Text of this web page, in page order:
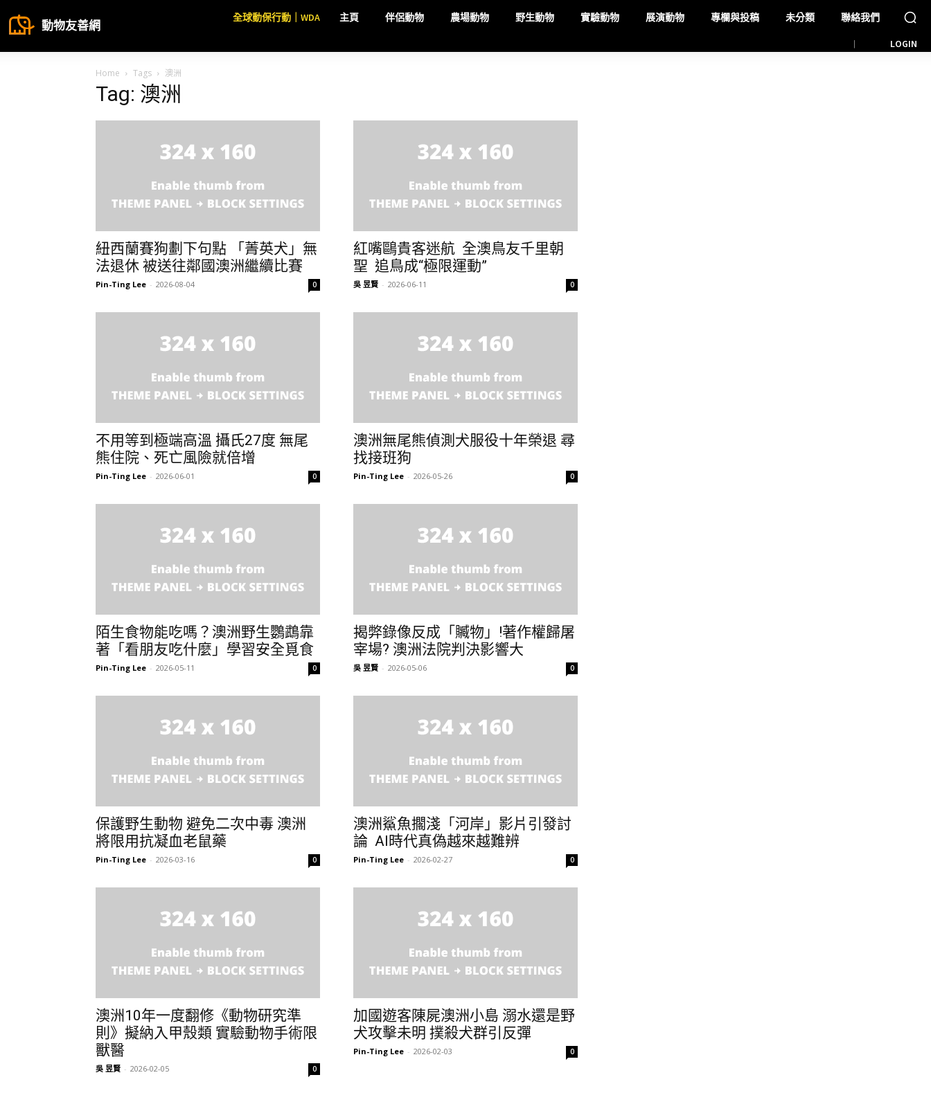
動物友善網
全球動保行動｜WDA 主頁 伴侶動物 農場動物 野生動物 實驗動物 展演動物 專欄與投稿 未分類 聯絡我們
LOGIN
Home Tags 澳洲
Tag: 澳洲
紐西蘭賽狗劃下句點 「菁英犬」無
法退休 被送往鄰國澳洲繼續比賽
Pin-Ting Lee - 2026-08-04 0
紅嘴鷗貴客迷航 全澳鳥友千里朝
聖 追鳥成“極限運動”
吳 昱賢 - 2026-06-11 0
不用等到極端高溫 攝氏27度 無尾
熊住院、死亡風險就倍增
Pin-Ting Lee - 2026-06-01 0
澳洲無尾熊偵測犬服役十年榮退 尋
找接班狗
Pin-Ting Lee - 2026-05-26 0
陌生食物能吃嗎？澳洲野生鸚鵡靠
著「看朋友吃什麼」學習安全覓食
Pin-Ting Lee - 2026-05-11 0
揭弊錄像反成「贓物」!著作權歸屠
宰場? 澳洲法院判決影響大
吳 昱賢 - 2026-05-06 0
保護野生動物 避免二次中毒 澳洲
將限用抗凝血老鼠藥
Pin-Ting Lee - 2026-03-16 0
澳洲鯊魚擱淺「河岸」影片引發討
論 AI時代真偽越來越難辨
Pin-Ting Lee - 2026-02-27 0
澳洲10年一度翻修《動物研究準
則》擬納入甲殼類 實驗動物手術限
獸醫
吳 昱賢 - 2026-02-05 0
加國遊客陳屍澳洲小島 溺水還是野
犬攻擊未明 撲殺犬群引反彈
Pin-Ting Lee - 2026-02-03 0